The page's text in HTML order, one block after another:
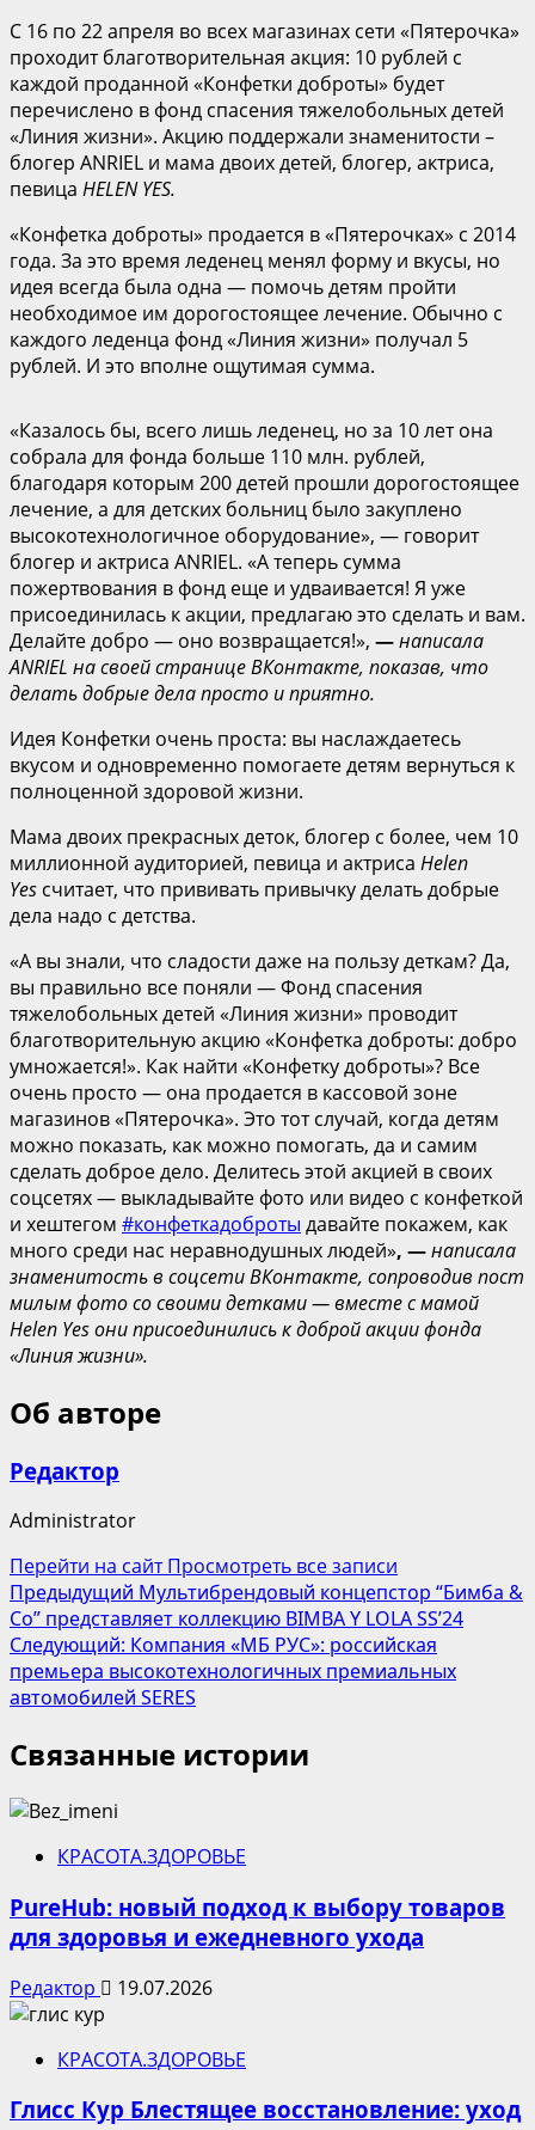
С 16 по 22 апреля во всех магазинах сети «Пятерочка»
проходит благотворительная акция: 10 рублей с
каждой проданной «Конфетки доброты» будет
перечислено в фонд спасения тяжелобольных детей
«Линия жизни». Акцию поддержали знаменитости –
блогер ANRIEL и мама двоих детей, блогер, актриса,
певица HELEN YES.
«Конфетка доброты» продается в «Пятерочках» с 2014
года. За это время леденец менял форму и вкусы, но
идея всегда была одна — помочь детям пройти
необходимое им дорогостоящее лечение. Обычно с
каждого леденца фонд «Линия жизни» получал 5
рублей. И это вполне ощутимая сумма.
«Казалось бы, всего лишь леденец, но за 10 лет она
собрала для фонда больше 110 млн. рублей,
благодаря которым 200 детей прошли дорогостоящее
лечение, а для детских больниц было закуплено
высокотехнологичное оборудование», — говорит
блогер и актриса ANRIEL. «А теперь сумма
пожертвования в фонд еще и удваивается! Я уже
присоединилась к акции, предлагаю это сделать и вам.
Делайте добро — оно возвращается!», —написала
ANRIEL на своей странице ВКонтакте, показав, что
делать добрые дела просто и приятно.
Идея Конфетки очень проста: вы наслаждаетесь
вкусом и одновременно помогаете детям вернуться к
полноценной здоровой жизни.
Мама двоих прекрасных деток, блогер с более, чем 10
миллионной аудиторией, певица и актриса Helen
Yes считает, что прививать привычку делать добрые
дела надо с детства.
«А вы знали, что сладости даже на пользу деткам? Да,
вы правильно все поняли — Фонд спасения
тяжелобольных детей «Линия жизни» проводит
благотворительную акцию «Конфетка доброты: добро
умножается!». Как найти «Конфетку доброты»? Все
очень просто — она продается в кассовой зоне
магазинов «Пятерочка». Это тот случай, когда детям
можно показать, как можно помогать, да и самим
сделать доброе дело. Делитесь этой акцией в своих
соцсетях — выкладывайте фото или видео с конфеткой
и хештегом #конфеткадоброты давайте покажем, как
много среди нас неравнодушных людей», —написала
знаменитость в соцсети ВКонтакте, сопроводив пост
милым фото со своими детками — вместе с мамой
Helen Yes они присоединились к доброй акции фонда
«Линия жизни».
Об авторе
Редактор
Administrator
Перейти на сайтПросмотреть все записи
Навигация
записи
Предыдущий Мультибрендовый концепстор “Бимба &
Co” представляет коллекцию BIMBA Y LOLA SS’24
Следующий: Компания «МБ РУС»: российская
премьера высокотехнологичных премиальных
автомобилей SERES
Связанные истории
КРАСОТА.ЗДОРОВЬЕ
PureHub: новый подход к выбору товаров
для здоровья и ежедневного ухода
Редактор 19.07.2026
КРАСОТА.ЗДОРОВЬЕ
Глисс Кур Блестящее восстановление: уход